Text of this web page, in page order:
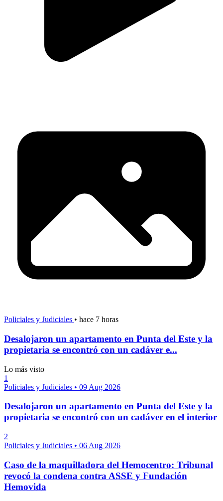
Policiales y Judiciales • hace 7 horas
Desalojaron un apartamento en Punta del Este y la
propietaria se encontró con un cadáver e...
Lo más visto
1
Policiales y Judiciales • 09 Aug 2026
Desalojaron un apartamento en Punta del Este y la
propietaria se encontró con un cadáver en el interior
2
Policiales y Judiciales • 06 Aug 2026
Caso de la maquilladora del Hemocentro: Tribunal
revocó la condena contra ASSE y Fundación
Hemovida